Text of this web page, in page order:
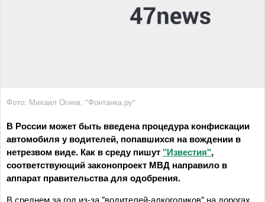
Фото: Михаил Огнев, "Фонтанка.ру"
В России может быть введена процедура конфискации
автомобиля у водителей, попавшихся на вождении в
нетрезвом виде. Как в среду пишут"Известия",
соответствующий законопроект МВД направило в
аппарат правительства для одобрения.
В среднем за год из-за "водителей-алкоголиков" на дорогах